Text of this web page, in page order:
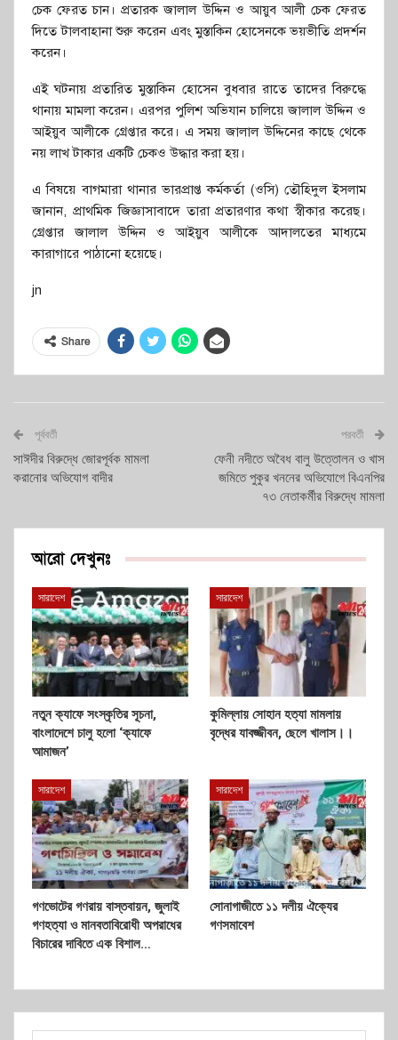
চেক ফেরত চান। প্রতারক জালাল উদ্দিন ও আয়ুব আলী চেক ফেরত
দিতে টালবাহানা শুরু করেন এবং মুস্তাকিন হোসেনকে ভয়ভীতি প্রদর্শন
করেন।
এই ঘটনায় প্রতারিত মুস্তাকিন হোসেন বুধবার রাতে তাদের বিরুদ্ধে
থানায় মামলা করেন। এরপর পুলিশ অভিযান চালিয়ে জালাল উদ্দিন ও
আইয়ুব আলীকে গ্রেপ্তার করে। এ সময় জালাল উদ্দিনের কাছে থেকে
নয় লাখ টাকার একটি চেকও উদ্ধার করা হয়।
এ বিষয়ে বাগমারা থানার ভারপ্রাপ্ত কর্মকর্তা (ওসি) তৌহিদুল ইসলাম
জানান, প্রাথমিক জিজ্ঞাসাবাদে তারা প্রতারণার কথা স্বীকার করেছ।
গ্রেপ্তার জালাল উদ্দিন ও আইয়ুব আলীকে আদালতের মাধ্যমে
কারাগারে পাঠানো হয়েছে।
jn
Share
পূর্ববর্তী
সাঈদীর বিরুদ্ধে জোরপূর্বক মামলা
করানোর অভিযোগ বাদীর
পরবর্তী
ফেনী নদীতে অবৈধ বালু উত্তোলন ও খাস
জমিতে পুকুর খননের অভিযোগে বিএনপির
৭৩ নেতাকর্মীর বিরুদ্ধে মামলা
আরো দেখুনঃ
সারাদেশ
নতুন ক্যাফে সংস্কৃতির সূচনা,
বাংলাদেশে চালু হলো ‘ক্যাফে
আমাজন’
সারাদেশ
কুমিল্লায় সোহান হত্যা মামলায়
বৃদ্ধের যাবজ্জীবন, ছেলে খালাস।।
সারাদেশ
গণভোটের গণরায় বাস্তবায়ন, জুলাই
গণহত্যা ও মানবতাবিরোধী অপরাধের
বিচারের দাবিতে এক বিশাল…
সারাদেশ
সোনাগাজীতে ১১ দলীয় ঐক্যের
গণসমাবেশ